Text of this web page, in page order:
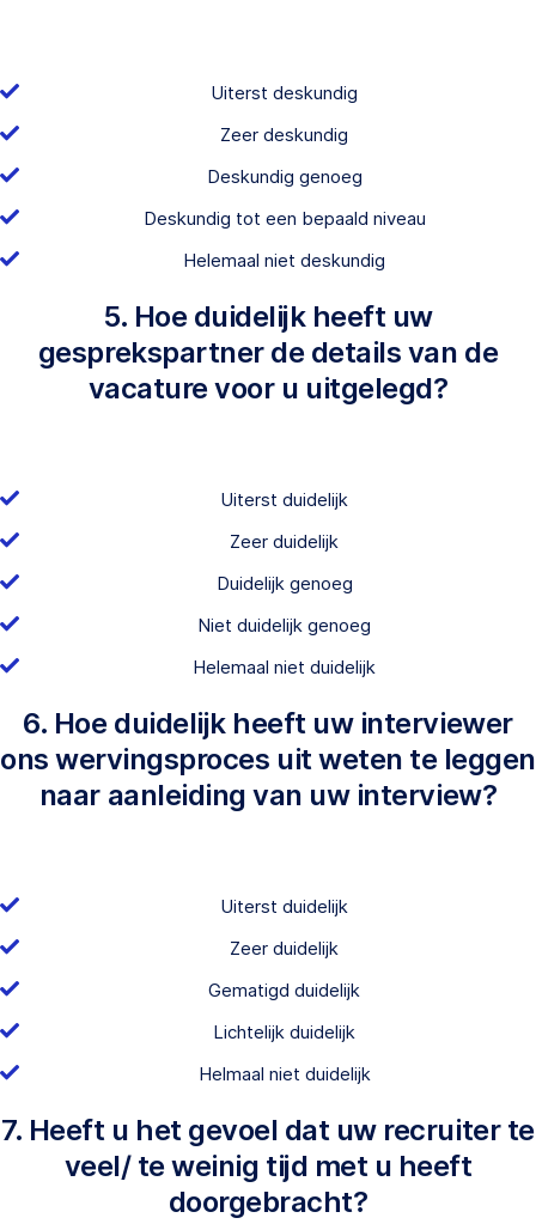
Uiterst deskundig
Zeer deskundig
Deskundig genoeg
Deskundig tot een bepaald niveau
Helemaal niet deskundig
5. Hoe duidelijk heeft uw
gesprekspartner de details van de
vacature voor u uitgelegd?
Uiterst duidelijk
Zeer duidelijk
Duidelijk genoeg
Niet duidelijk genoeg
Helemaal niet duidelijk
6. Hoe duidelijk heeft uw interviewer
ons wervingsproces uit weten te leggen
naar aanleiding van uw interview?
Uiterst duidelijk
Zeer duidelijk
Gematigd duidelijk
Lichtelijk duidelijk
Helmaal niet duidelijk
7. Heeft u het gevoel dat uw recruiter te
veel/ te weinig tijd met u heeft
doorgebracht?